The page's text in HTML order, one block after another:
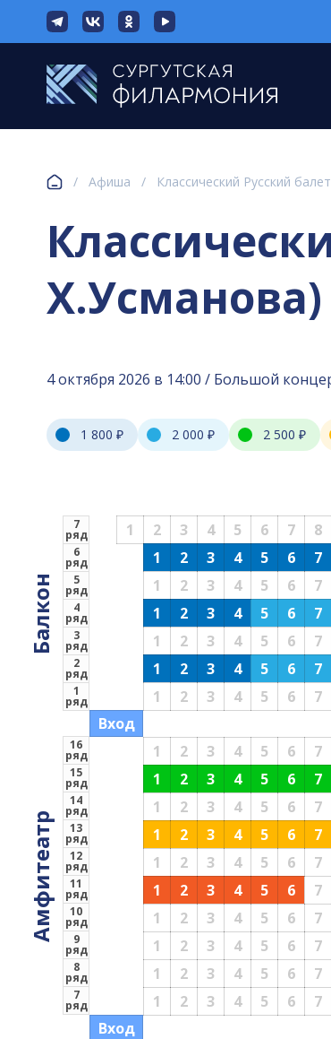
/ Афиша / Классический Русский
4 октября 2026 в 14:00 / Большой
1 800 ₽ 2 000 ₽ 2 500 ₽
1 2 3 4 5 6 7 8
1
2 3 4 5 6 7
1
2 3 4 5 6 7
1
2 3 4 5 6 7
1
2 3 4 5 6 7
1
2 3 4 5 6 7
1
2 3 4 5 6 7
1 2 3 4 5 6 7
1
2 3 4 5 6 7
1
2 3 4 5 6 7
1
2 3 4 5 6 7
1
2 3 4 5 6 7
1
2 3 4 5 6 7
1
2 3 4 5 6 7
1
2 3 4 5 6 7
1
2 3 4 5 6 7
1
2 3 4 5 6 7
Вход
Вход
Балкон
7
ряд
6
ряд
5
ряд
4
ряд
3
ряд
2
ряд
1
ряд
Амфитеатр
16
ряд
15
ряд
14
ряд
13
ряд
12
ряд
11
ряд
10
ряд
9
ряд
8
ряд
7
ряд